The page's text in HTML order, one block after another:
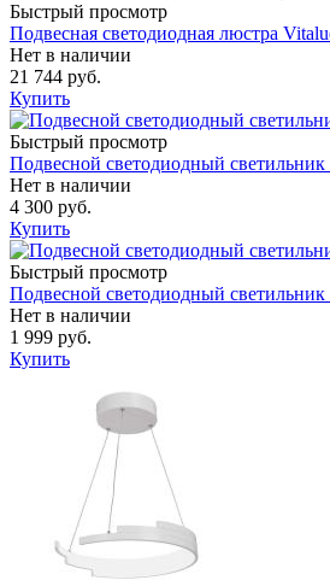
Быстрый просмотр
Подвесная светодиодная люстра
Нет в наличии
21 744 руб.
Купить
Быстрый просмотр
Подвесной светодиодный
Нет в наличии
4 300 руб.
Купить
Быстрый просмотр
Подвесной светодиодный
Нет в наличии
1 999 руб.
Купить